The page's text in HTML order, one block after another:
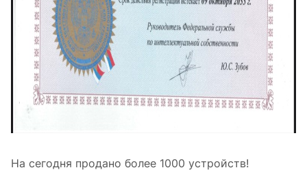
На сегодня продано более 1000 устройств!